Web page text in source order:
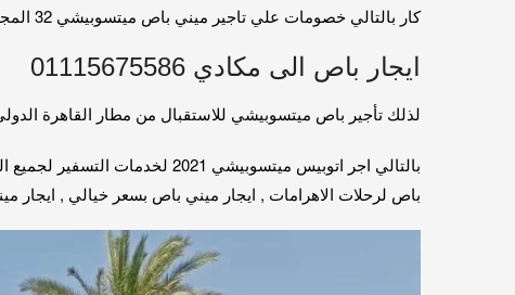
كار بالتالي خصومات علي تاجير ميني باص ميتسوبيشي 32 المجهزه بالكامل بمناسبة فصل الصيف لرحلات السفر و المصايف والرحلات الجماعيه وعروض علي رحلات اليوم الواحد
ايجار باص الى مكادي 01115675586
لذلك تأجير باص ميتسوبيشي للاستقبال من مطار القاهرة
باص لرحلات الاهرامات , ايجار ميني باص بسعر خيالي , ايجار